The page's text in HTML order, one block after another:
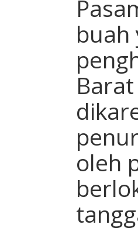
buah
oleh